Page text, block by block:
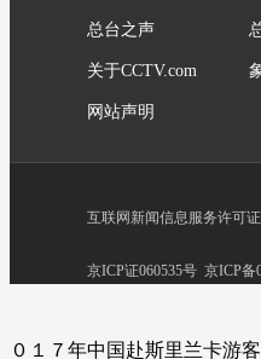
总台之声
关于CCTV.com
网站声明
互联网新闻信息服务许可证
京ICP证060535号 京ICP备
０１７年中国赴斯里兰卡游